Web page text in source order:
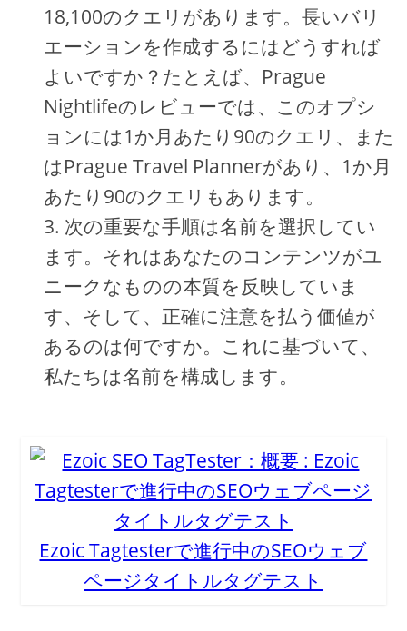
18,100のクエリがあります。長いバリ
エーションを作成するにはどうすれば
よいですか？たとえば、Prague
Nightlifeのレビューでは、このオプシ
ョンには1か月あたり90のクエリ、また
はPrague Travel Plannerがあり、1か月
あたり90のクエリもあります。
次の重要な手順は名前を選択してい
ます。それはあなたのコンテンツがユ
ニークなものの本質を反映していま
す、そして、正確に注意を払う価値が
あるのは何ですか。これに基づいて、
私たちは名前を構成します。
Ezoic Tagtesterで進行中のSEOウェブ
ページタイトルタグテスト